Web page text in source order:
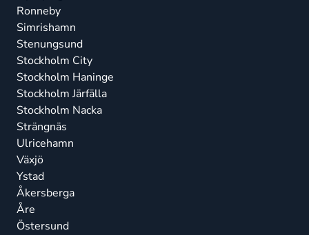
Ronneby
Simrishamn
Stenungsund
Stockholm City
Stockholm Haninge
Stockholm Järfälla
Stockholm Nacka
Strängnäs
Ulricehamn
Växjö
Ystad
Åkersberga
Åre
Östersund